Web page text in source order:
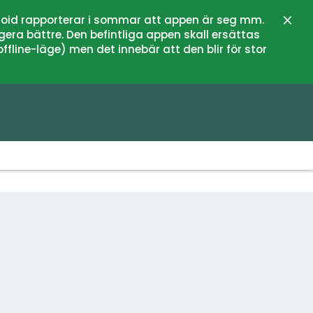
rapporterar i sommar att appen är seg mm.
bättre. Den befintliga appen skall ersättas
läge) men det innebär att den blir för stor